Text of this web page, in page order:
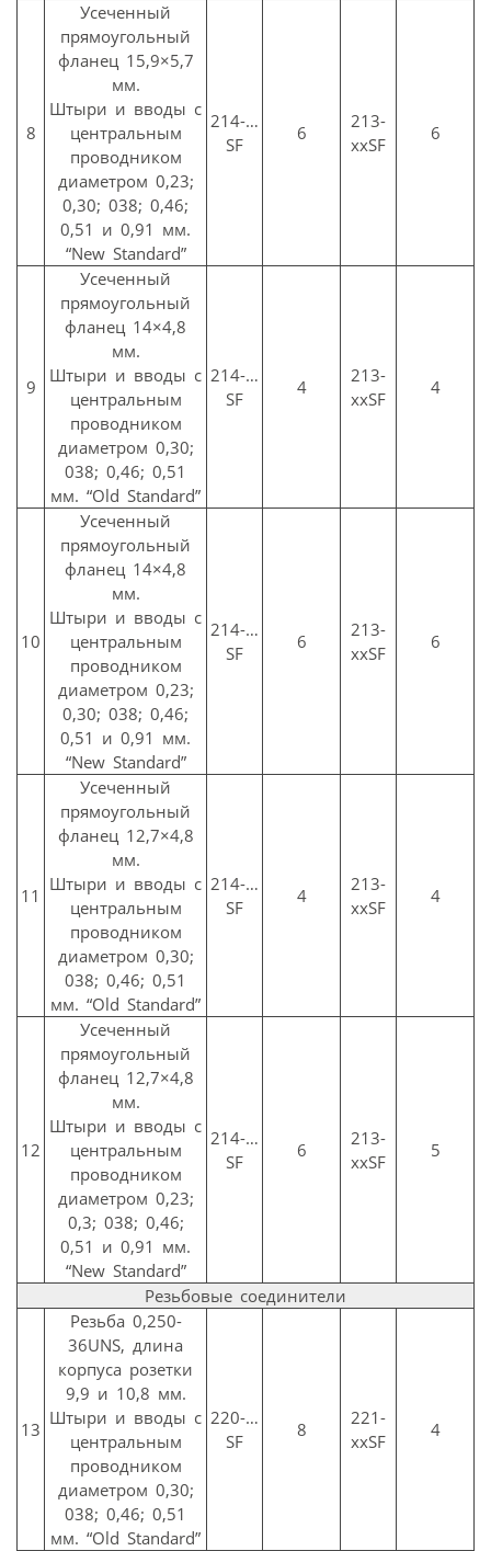
8
Усеченный
прямоугольный
фланец 15,9×5,7
мм.
Штыри и вводы с
центральным
проводником
диаметром 0,23;
0,30; 038; 0,46;
0,51 и 0,91 мм.
“New Standard”
214-…
SF
6
213-
ххSF
6
9
Усеченный
прямоугольный
фланец 14×4,8
мм.
Штыри и вводы с
центральным
проводником
диаметром 0,30;
038; 0,46; 0,51
мм. “Old Standard”
214-…
SF
4
213-
ххSF
4
10
Усеченный
прямоугольный
фланец 14×4,8
мм.
Штыри и вводы с
центральным
проводником
диаметром 0,23;
0,30; 038; 0,46;
0,51 и 0,91 мм.
“New Standard”
214-…
SF
6
213-
ххSF
6
11
Усеченный
прямоугольный
фланец 12,7×4,8
мм.
Штыри и вводы с
центральным
проводником
диаметром 0,30;
038; 0,46; 0,51
мм. “Old Standard”
214-…
SF
4
213-
ххSF
4
12
Усеченный
прямоугольный
фланец 12,7×4,8
мм.
Штыри и вводы с
центральным
проводником
диаметром 0,23;
0,3; 038; 0,46;
0,51 и 0,91 мм.
“New Standard”
214-…
SF
6
213-
ххSF
5
Резьбовые соединители
13
Резьба 0,250-
36UNS, длина
корпуса розетки
9,9 и 10,8 мм.
Штыри и вводы с
центральным
проводником
диаметром 0,30;
038; 0,46; 0,51
мм. “Old Standard”
220-…
SF
8
221-
ххSF
4